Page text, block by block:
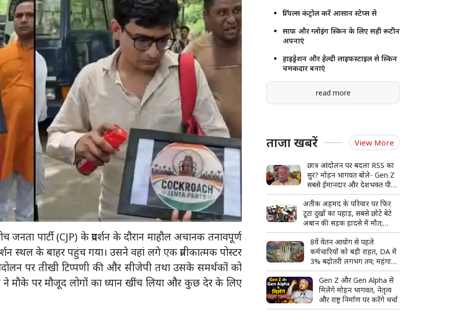
पार्टी (CJP) के प्रदर्शन के दौरान माहौल अचानक तनावपूर्ण
स्थल के बाहर पहुंच गया। उसने वहां लगे एक प्रतीकात्मक पोस्टर
पर तीखी टिप्पणी की और सीजेपी तथा उसके समर्थकों को
ने मौके पर मौजूद लोगों का ध्यान खींच लिया और कुछ देर के लिए
पिंपल्स कंट्रोल करें आसान स्टेप्स से
साफ और ग्लोइंग स्किन के लिए सही रूटीन
अपनाएं
हाइड्रेशन और हेल्दी लाइफस्टाइल से स्किन
चमकदार बनाएं
read more
ताजा खबरें View More
छात्र आंदोलन पर बदला RSS का
सुर? मोहन भागवत बोले- Gen Z
सबसे ईमानदार और देशभक्त पीढ़ी,
संवाद की कमी से हुआ आंदोलन
अतीक अहमद के परिवार पर फिर
टूटा दुखों का पहाड़, सबसे छोटे बेटे
अबान की सड़क हादसे में मौत;
अपराध से सत्ता तक और फिर
बिखरते कुनबे की पूरी कहानी
8वें वेतन आयोग से पहले
कर्मचारियों को बड़ी राहत, DA में
3% बढ़ोतरी लगभग तय; महंगाई
भत्ता 63% पहुंचने की उम्मीद
Gen Z और Gen Alpha से
मिलेंगे मोहन भागवत, नेतृत्व
और राष्ट्र निर्माण पर करेंगे चर्चा